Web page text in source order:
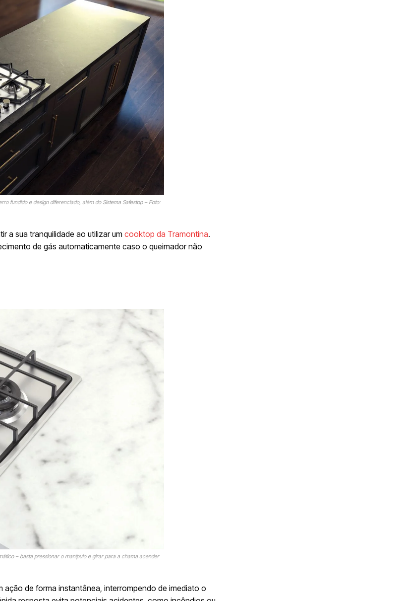
fundido e design diferenciado, além do Sistema Safestop – Foto:
a sua tranquilidade ao utilizar um cooktop da Tramontina.
de gás automaticamente caso o queimador não
– basta pressionar o manípulo e girar para a chama acender
de forma instantânea, interrompendo de imediato o